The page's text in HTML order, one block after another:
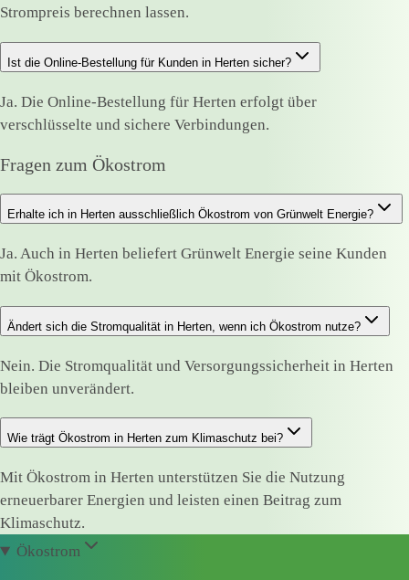
Strompreis berechnen lassen.
Ist die Online-Bestellung für Kunden in Herten sicher?
Ja. Die Online-Bestellung für Herten erfolgt über
verschlüsselte und sichere Verbindungen.
Fragen zum Ökostrom
Erhalte ich in Herten ausschließlich Ökostrom von Grünwelt Energie?
Ja. Auch in Herten beliefert Grünwelt Energie seine Kunden
mit Ökostrom.
Ändert sich die Stromqualität in Herten, wenn ich Ökostrom nutze?
Nein. Die Stromqualität und Versorgungssicherheit in Herten
bleiben unverändert.
Wie trägt Ökostrom in Herten zum Klimaschutz bei?
Mit Ökostrom in Herten unterstützen Sie die Nutzung
erneuerbarer Energien und leisten einen Beitrag zum
Klimaschutz.
Ökostrom